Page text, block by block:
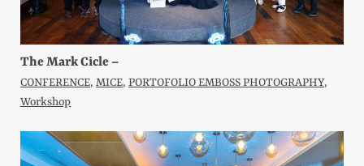
The Mark Cicle –
CONFERENCE, MICE, PORTOFOLIO EMBOSS PHOTOGRAPHY,
Workshop